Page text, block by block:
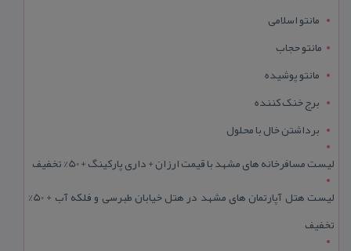
مانتو اسلامی
مانتو حجاب
مانتو پوشیده
برج خنک کننده
برداشتن خال با محلول
لیست مسافرخانه های مشهد با قیمت ارزان + داری پارکینگ + 50% تخفیف
لیست هتل آپارتمان های مشهد در هتل خیابان طبرسی و فلکه آب + 50%
تخفیف